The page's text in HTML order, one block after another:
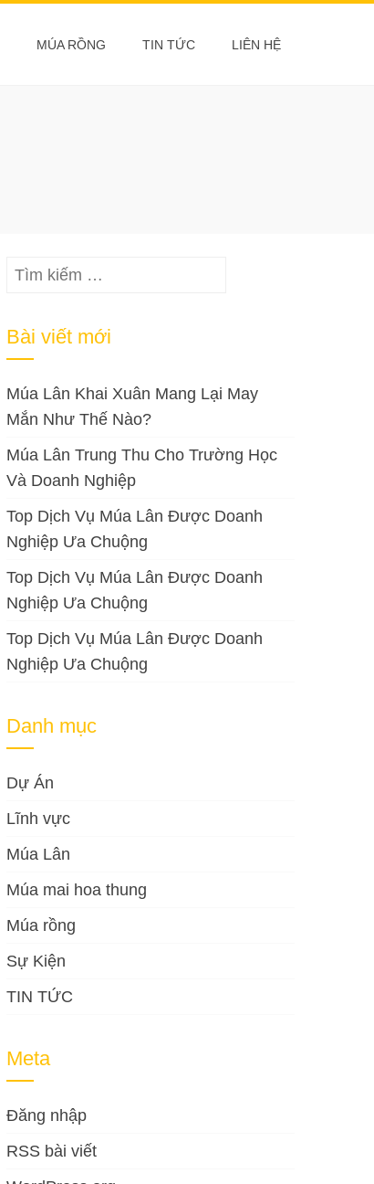
MÚA RỒNG TIN TỨC LIÊN HỆ
Tìm
Bài viết mới
Múa Lân Khai Xuân Mang Lại May
Mắn Như Thế Nào?
Múa Lân Trung Thu Cho Trường Học
Và Doanh Nghiệp
Top Dịch Vụ Múa Lân Được Doanh
Nghiệp Ưa Chuộng
Top Dịch Vụ Múa Lân Được Doanh
Nghiệp Ưa Chuộng
Top Dịch Vụ Múa Lân Được Doanh
Nghiệp Ưa Chuộng
Danh mục
Dự Án
Lĩnh vực
Múa Lân
Múa mai hoa thung
Múa rồng
Sự Kiện
TIN TỨC
Meta
Đăng nhập
RSS bài viết